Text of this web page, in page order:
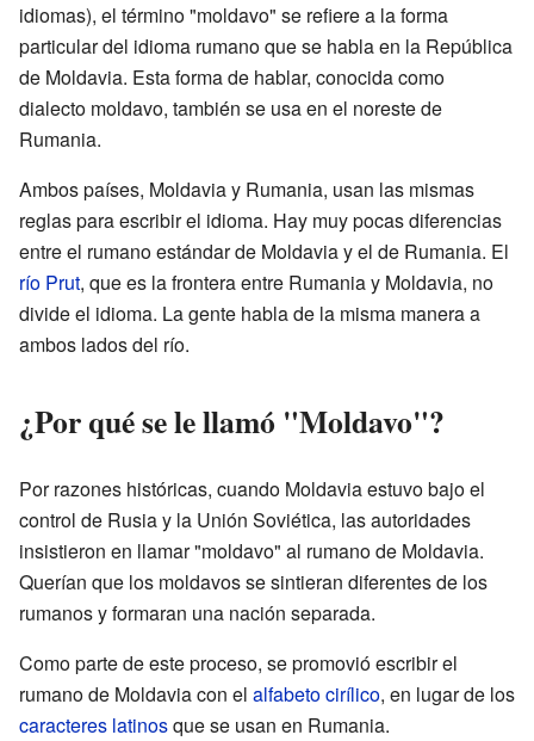
idiomas), el término "moldavo" se refiere a la forma
particular del idioma rumano que se habla en la República
de Moldavia. Esta forma de hablar, conocida como
dialecto moldavo, también se usa en el noreste de
Rumania.
Ambos países, Moldavia y Rumania, usan las mismas
reglas para escribir el idioma. Hay muy pocas diferencias
entre el rumano estándar de Moldavia y el de Rumania. El
río Prut, que es la frontera entre Rumania y Moldavia, no
divide el idioma. La gente habla de la misma manera a
ambos lados del río.
¿Por qué se le llamó "Moldavo"?
Por razones históricas, cuando Moldavia estuvo bajo el
control de Rusia y la Unión Soviética, las autoridades
insistieron en llamar "moldavo" al rumano de Moldavia.
Querían que los moldavos se sintieran diferentes de los
rumanos y formaran una nación separada.
Como parte de este proceso, se promovió escribir el
rumano de Moldavia con el alfabeto cirílico, en lugar de los
caracteres latinosque se usan en Rumania.